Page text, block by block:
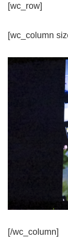
[wc_row]
[wc_column
[/wc_column]